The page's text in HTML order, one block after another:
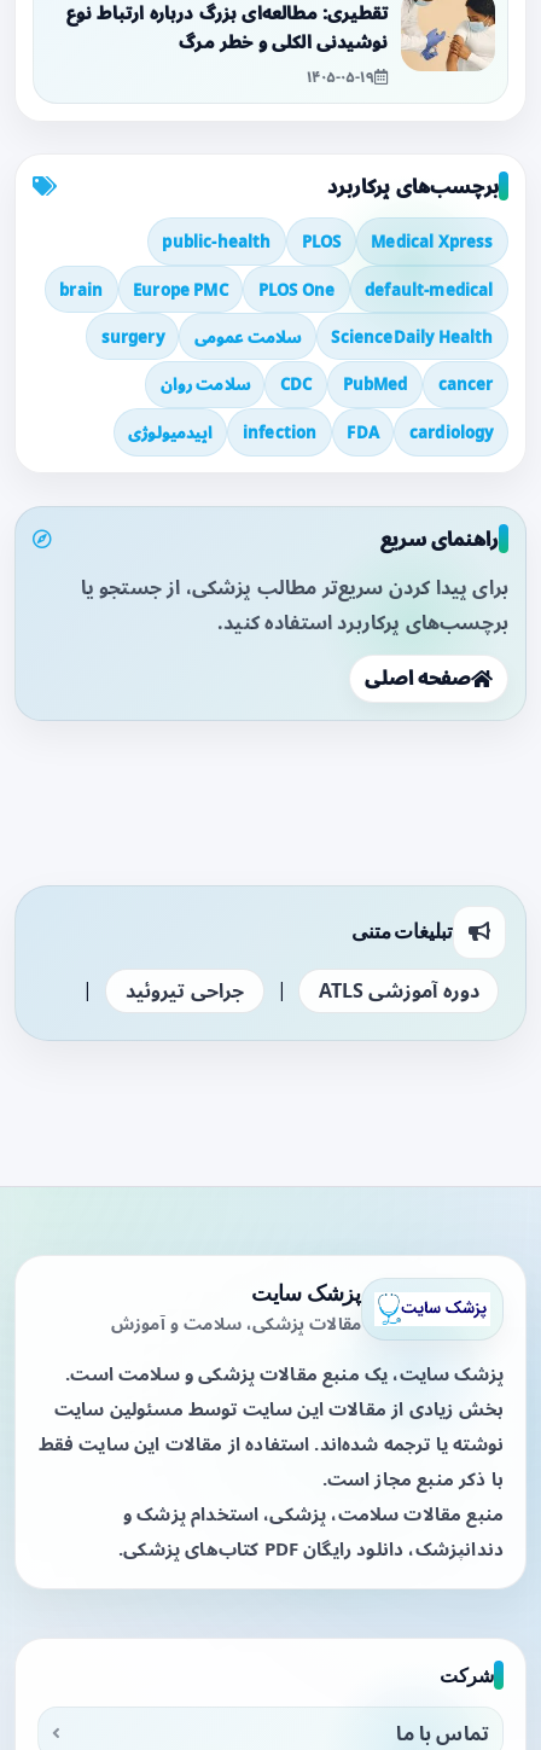
تقطیری: مطالعه‌ای بزرگ درباره ارتباط نوع
نوشیدنی الکلی و خطر مرگ
۱۴۰۵-۰۵-۱۹
برچسب‌های پرکاربرد
Medical Xpress
PLOS
public-health
default-medical
PLOS One
Europe PMC
brain
ScienceDaily Health سلامت عمومی surgery
cancer
PubMed
CDC سلامت روان
cardiology
FDA
infection اپیدمیولوژی
راهنمای سریع
برای پیدا کردن سریع‌تر مطالب پزشکی، از جستجو یا
برچسب‌های پرکاربرد استفاده کنید.
صفحه اصلی
تبلیغات متنی
دوره آموزشی ATLS | جراحی تیروئید |
پزشک سایت
مقالات پزشکی، سلامت و آموزش
پزشک سایت، یک منبع مقالات پزشکی و سلامت است.
بخش زیادی از مقالات این سایت توسط مسئولین سایت
نوشته یا ترجمه شده‌اند. استفاده از مقالات این سایت فقط
با ذکر منبع مجاز است.
منبع مقالات سلامت، پزشکی، استخدام پزشک و
دندانپزشک، دانلود رایگان PDF کتاب‌های پزشکی.
شرکت
تماس با ما